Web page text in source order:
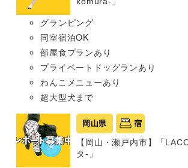
グランピング
同室宿泊OK
部屋食プランあり
プライベートドッグランあり
わんこメニューあり
超大型犬まで
岡山県 宿
【岡山・瀬戸内市】「
タ-」